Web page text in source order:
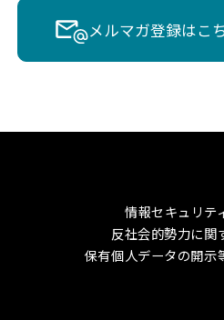
メルマガ登録はこ
情報セキュリテ
反社会的勢力に関
保有個人データの開示